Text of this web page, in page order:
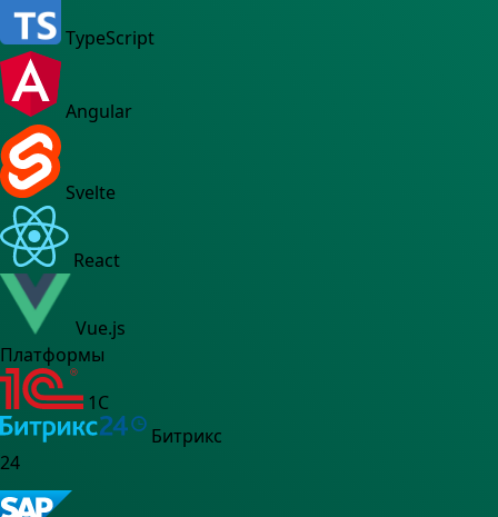
TypeScript
Angular
Svelte
React
Vue.js
Платформы
1C
Битрикс
24